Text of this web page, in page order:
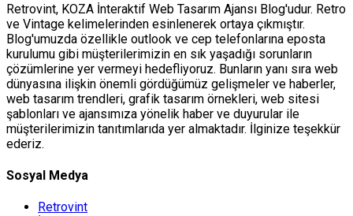
Retrovint, KOZA İnteraktif Web Tasarım Ajansı Blog'udur. Retro
ve Vintage kelimelerinden esinlenerek ortaya çıkmıştır.
Blog'umuzda özellikle outlook ve cep telefonlarına eposta
kurulumu gibi müşterilerimizin en sık yaşadığı sorunların
çözümlerine yer vermeyi hedefliyoruz. Bunların yanı sıra web
dünyasına ilişkin önemli gördüğümüz gelişmeler ve haberler,
web tasarım trendleri, grafik tasarım örnekleri, web sitesi
şablonları ve ajansımıza yönelik haber ve duyurular ile
müşterilerimizin tanıtımlarıda yer almaktadır. İlginize teşekkür
ederiz.
Sosyal Medya
Retrovint